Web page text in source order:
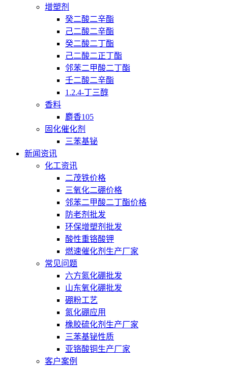
增塑剂
癸二酸二辛酯
己二酸二辛酯
癸二酸二丁酯
己二酸二正丁酯
邻苯二甲酸二丁酯
壬二酸二辛酯
1.2.4-丁三醇
香料
麝香105
固化催化剂
三苯基铋
新闻资讯
化工资讯
二茂铁价格
三氧化二硼价格
邻苯二甲酸二丁酯价格
防老剂批发
环保增塑剂批发
酸性重铬酸钾
燃速催化剂生产厂家
常见问题
六方氮化硼批发
山东氧化硼批发
硼粉工艺
氮化硼应用
橡胶硫化剂生产厂家
三苯基铋性质
亚铬酸铜生产厂家
客户案例